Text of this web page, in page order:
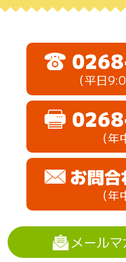
（平日
（年
お問
（年
メール